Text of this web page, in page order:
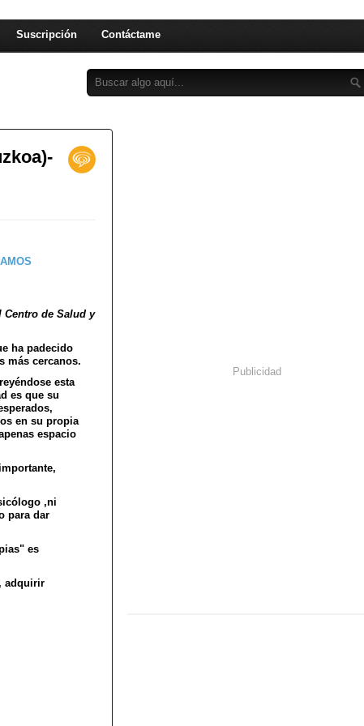
Suscripción Contáctame
Centro de Salud y
ha padecido
más cercanos.
esta
es que su
en su propia
espacio
,ni
para dar
es
adquirir
Publicidad